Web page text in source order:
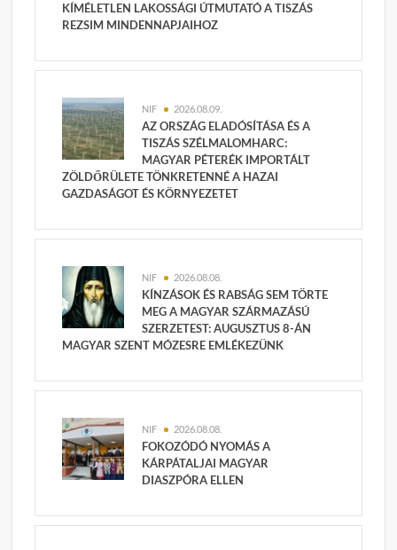
KÍMÉLETLEN LAKOSSÁGI ÚTMUTATÓ A TISZÁS
REZSIM MINDENNAPJAIHOZ
NIF 2026.08.09.
AZ ORSZÁG ELADÓSÍTÁSA ÉS A
TISZÁS SZÉLMALOMHARC:
MAGYAR PÉTERÉK IMPORTÁLT
ZÖLDŐRÜLETE TÖNKRETENNÉ A HAZAI
GAZDASÁGOT ÉS KÖRNYEZETET
NIF 2026.08.08.
KÍNZÁSOK ÉS RABSÁG SEM TÖRTE
MEG A MAGYAR SZÁRMAZÁSÚ
SZERZETEST: AUGUSZTUS 8-ÁN
MAGYAR SZENT MÓZESRE EMLÉKEZÜNK
NIF 2026.08.08.
FOKOZÓDÓ NYOMÁS A
KÁRPÁTALJAI MAGYAR
DIASZPÓRA ELLEN